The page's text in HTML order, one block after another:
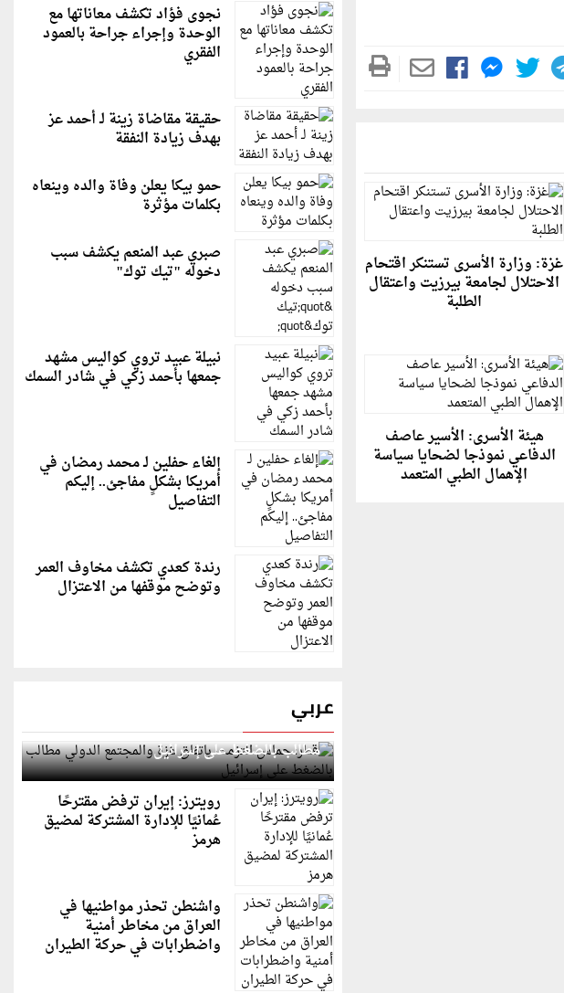
غزة: وزارة الأسرى تستنكر اقتحام
الاحتلال لجامعة بيرزيت واعتقال
الطلبة
هيئة الأسرى: الأسير عاصف
الدفاعي نموذجا لضحايا سياسة
الإهمال الطبي المتعمد
نجوى فؤاد تكشف معاناتها مع
الوحدة وإجراء جراحة بالعمود
الفقري
حقيقة مقاضاة زينة لـ أحمد عز
بهدف زيادة النفقة
حمو بيكا يعلن وفاة والده وينعاه
بكلمات مؤثرة
صبري عبد المنعم يكشف سبب
دخوله "تيك توك"
نبيلة عبيد تروي كواليس مشهد
جمعها بأحمد زكي في شادر السمك
إلغاء حفلين لـ محمد رمضان في
أمريكا بشكلٍ مفاجئ.. إليكم
التفاصيل
رندة كعدي تكشف مخاوف العمر
وتوضح موقفها من الاعتزال
عربي
قطر: حماس التزمت باتفاق غزة والمجتمع الدولي
مطالب بالضغط على إسرائيل
رويترز: إيران ترفض مقترحًا
عُمانيًا للإدارة المشتركة لمضيق
هرمز
واشنطن تحذر مواطنيها في
العراق من مخاطر أمنية
واضطرابات في حركة الطيران